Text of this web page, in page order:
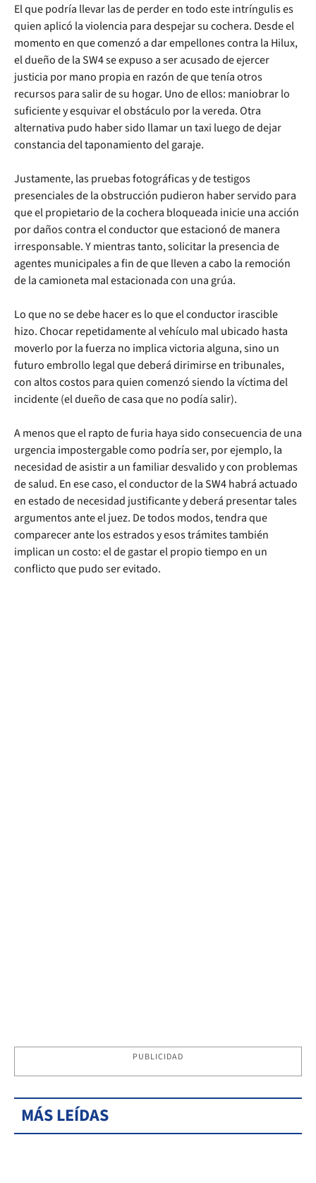
El que podría llevar las de perder en todo este intríngulis es
quien aplicó la violencia para despejar su cochera. Desde el
momento en que comenzó a dar empellones contra la Hilux,
el dueño de la SW4 se expuso a ser acusado de ejercer
justicia por mano propia en razón de que tenía otros
recursos para salir de su hogar. Uno de ellos: maniobrar lo
suficiente y esquivar el obstáculo por la vereda. Otra
alternativa pudo haber sido llamar un taxi luego de dejar
constancia del taponamiento del garaje.
Justamente, las pruebas fotográficas y de testigos
presenciales de la obstrucción pudieron haber servido para
que el propietario de la cochera bloqueada inicie una acción
por daños contra el conductor que estacionó de manera
irresponsable. Y mientras tanto, solicitar la presencia de
agentes municipales a fin de que lleven a cabo la remoción
de la camioneta mal estacionada con una grúa.
Lo que no se debe hacer es lo que el conductor irascible
hizo. Chocar repetidamente al vehículo mal ubicado hasta
moverlo por la fuerza no implica victoria alguna, sino un
futuro embrollo legal que deberá dirimirse en tribunales,
con altos costos para quien comenzó siendo la víctima del
incidente (el dueño de casa que no podía salir).
A menos que el rapto de furia haya sido consecuencia de una
urgencia impostergable como podría ser, por ejemplo, la
necesidad de asistir a un familiar desvalido y con problemas
de salud. En ese caso, el conductor de la SW4 habrá actuado
en estado de necesidad justificante y deberá presentar tales
argumentos ante el juez. De todos modos, tendra que
comparecer ante los estrados y esos trámites también
implican un costo: el de gastar el propio tiempo en un
conflicto que pudo ser evitado.
PUBLICIDAD
MÁS LEÍDAS